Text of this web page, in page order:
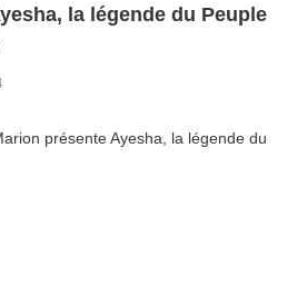
la légende du Peuple